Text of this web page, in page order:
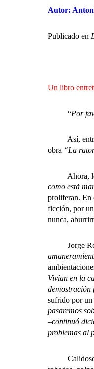
Autor:
Publicado en
Un libro
“Por
Así, entre
obra “La
Ahora,
como está
proliferan. En
ficción, por
nunca,
Jorge
Vivían en la
demostración
sufrido por un
pasaremos
–continuó
problemas al